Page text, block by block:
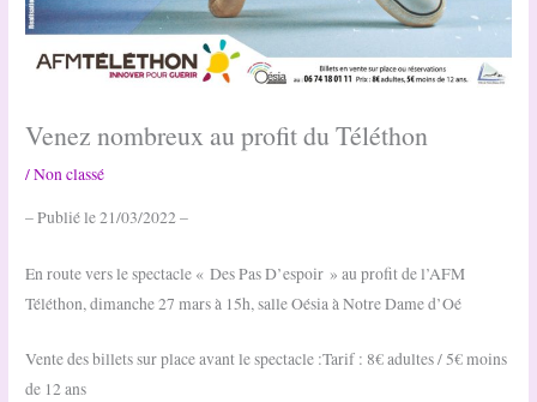
Venez nombreux au profit du Téléthon
/Non classé
– Publié le 21/03/2022 –
En route vers le spectacle « Des Pas D’espoir » au profit de l’AFM
Téléthon, dimanche 27 mars à 15h, salle Oésia à Notre Dame d’Oé
Vente des billets sur place avant le spectacle :Tarif : 8€ adultes / 5€ moins
de 12 ans